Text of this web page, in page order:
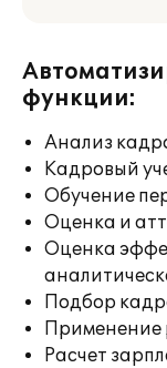
функции:
Анализ
Кадровый
Обучение
Оценка и
Оценка
Подбор
Применение
Расчет